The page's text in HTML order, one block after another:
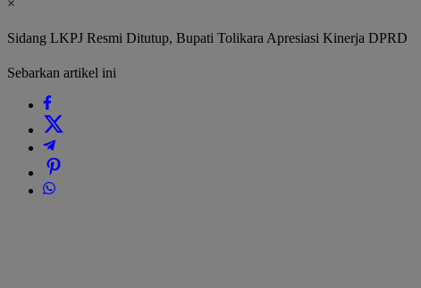
Sidang LKPJ Resmi Ditutup, Bupati Tolikara Apresiasi Kinerja DPRD
Sebarkan artikel ini